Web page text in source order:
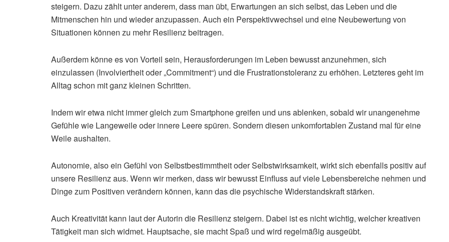
steigern. Dazu zählt unter anderem, dass man übt, Erwartungen an sich selbst, das Leben und die
Mitmenschen hin und wieder anzupassen. Auch ein Perspektivwechsel und eine Neubewertung von
Situationen können zu mehr Resilienz beitragen.
Außerdem könne es von Vorteil sein, Herausforderungen im Leben bewusst anzunehmen, sich
einzulassen (Involviertheit oder „Commitment“) und die Frustrationstoleranz zu erhöhen. Letzteres geht im
Alltag schon mit ganz kleinen Schritten.
Indem wir etwa nicht immer gleich zum Smartphone greifen und uns ablenken, sobald wir unangenehme
Gefühle wie Langeweile oder innere Leere spüren. Sondern diesen unkomfortablen Zustand mal für eine
Weile aushalten.
Autonomie, also ein Gefühl von Selbstbestimmtheit oder Selbstwirksamkeit, wirkt sich ebenfalls positiv auf
unsere Resilienz aus. Wenn wir merken, dass wir bewusst Einfluss auf viele Lebensbereiche nehmen und
Dinge zum Positiven verändern können, kann das die psychische Widerstandskraft stärken.
Auch Kreativität kann laut der Autorin die Resilienz steigern. Dabei ist es nicht wichtig, welcher kreativen
Tätigkeit man sich widmet. Hauptsache, sie macht Spaß und wird regelmäßig ausgeübt.